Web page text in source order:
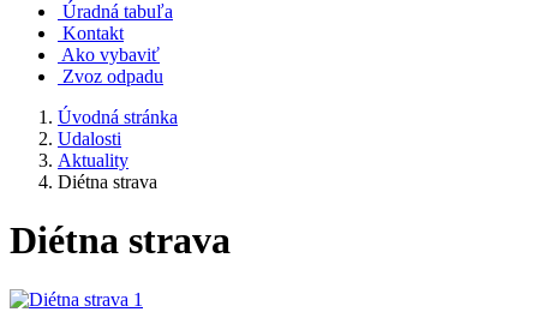
Úradná tabuľa
Kontakt
Ako vybaviť
Zvoz odpadu
Úvodná stránka
Udalosti
Aktuality
Diétna strava
Diétna strava